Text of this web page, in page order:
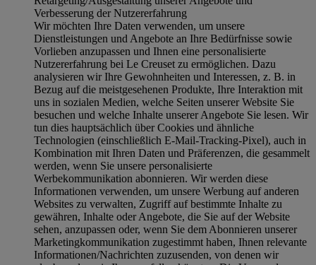
Verbesserung der Nutzererfahrung
Wir möchten Ihre Daten verwenden, um unsere
Dienstleistungen und Angebote an Ihre Bedürfnisse sowie
Vorlieben anzupassen und Ihnen eine personalisierte
Nutzererfahrung bei Le Creuset zu ermöglichen. Dazu
analysieren wir Ihre Gewohnheiten und Interessen, z. B. in
Bezug auf die meistgesehenen Produkte, Ihre Interaktion mit
uns in sozialen Medien, welche Seiten unserer Website Sie
besuchen und welche Inhalte unserer Angebote Sie lesen. Wir
tun dies hauptsächlich über Cookies und ähnliche
Technologien (einschließlich E-Mail-Tracking-Pixel), auch in
Kombination mit Ihren Daten und Präferenzen, die gesammelt
werden, wenn Sie unsere personalisierte
Werbekommunikation abonnieren. Wir werden diese
Informationen verwenden, um unsere Werbung auf anderen
Websites zu verwalten, Zugriff auf bestimmte Inhalte zu
gewähren, Inhalte oder Angebote, die Sie auf der Website
sehen, anzupassen oder, wenn Sie dem Abonnieren unserer
Marketingkommunikation zugestimmt haben, Ihnen relevante
Informationen/Nachrichten zuzusenden, von denen wir